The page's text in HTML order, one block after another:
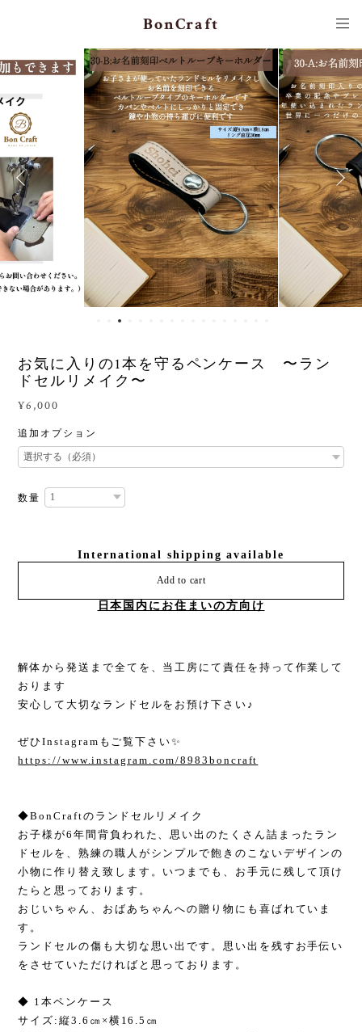
BonCraft
お気に入りの1本を守るペンケース 〜ラン
ドセルリメイク〜
¥6,000
追加オプション
数量
International shipping available
Add to cart
日本国内にお住まいの方向け
解体から発送まで全てを、当工房にて責任を持って作業して
おります
安心して大切なランドセルをお預け下さい♪
ぜひInstagramもご覧下さい✨
https://www.instagram.com/8983boncraft
◆BonCraftのランドセルリメイク
お子様が6年間背負われた、思い出のたくさん詰まったラン
ドセルを、熟練の職人がシンプルで飽きのこないデザインの
小物に作り替え致します。いつまでも、お手元に残して頂け
たらと思っております。
おじいちゃん、おばあちゃんへの贈り物にも喜ばれていま
す。
ランドセルの傷も大切な思い出です。思い出を残すお手伝い
をさせていただければと思っております。
◆ 1本ペンケース
サイズ:縦3.6㎝×横16.5㎝